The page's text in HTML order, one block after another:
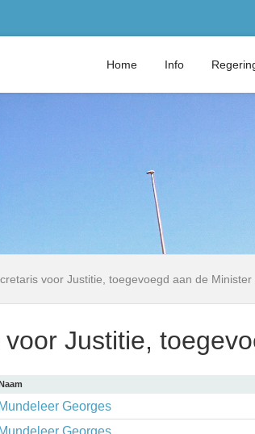
Home Info
voor Justitie, toegevoegd aan de Minister
Justitie,
Mundeleer Georges
Mundeleer Georges